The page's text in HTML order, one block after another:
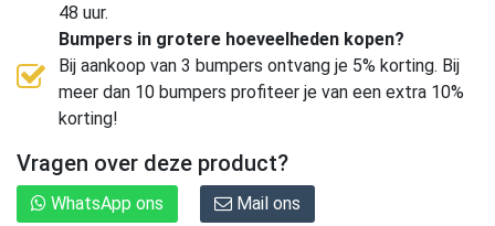
48 uur.
Bumpers in grotere hoeveelheden kopen?
Bij aankoop van 3 bumpers ontvang je 5% korting. Bij
meer dan 10 bumpers profiteer je van een extra 10%
korting!
Vragen over deze product?
WhatsApp ons Mail ons